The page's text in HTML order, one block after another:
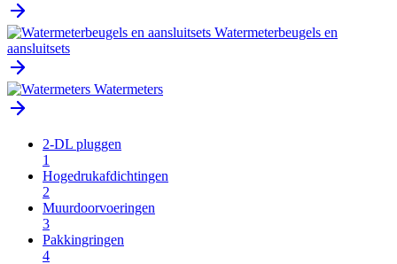
Watermeterbeugels en
aansluitsets
Watermeters
2-DL pluggen
1
Hogedrukafdichtingen
2
Muurdoorvoeringen
3
Pakkingringen
4